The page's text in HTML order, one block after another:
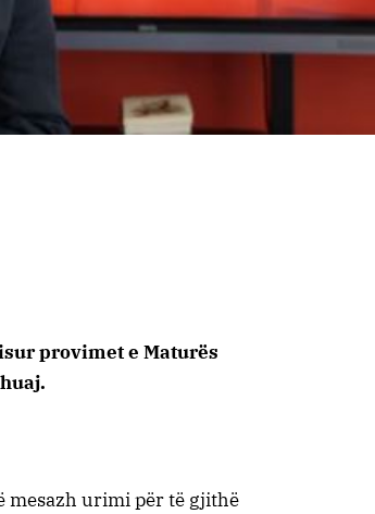
provimet e Maturës
mesazh urimi për të gjithë